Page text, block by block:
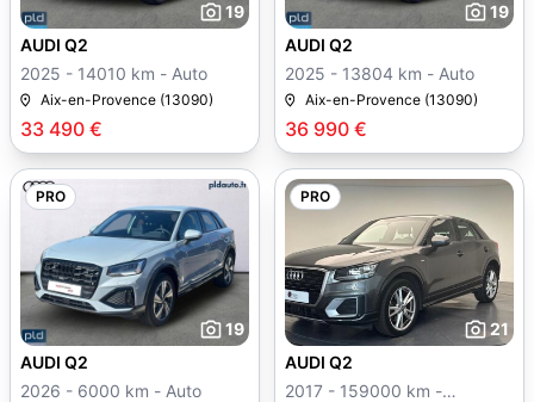
19
33 490 €
AUDI Q2
2025 - 14010 km - Auto
Aix-en-Provence (13090)
19
36 990 €
AUDI Q2
2025 - 13804 km - Auto
Aix-en-Provence (13090)
PRO
19
AUDI Q2
2026 - 6000 km - Auto
PRO
21
AUDI Q2
2017 - 159000 km -